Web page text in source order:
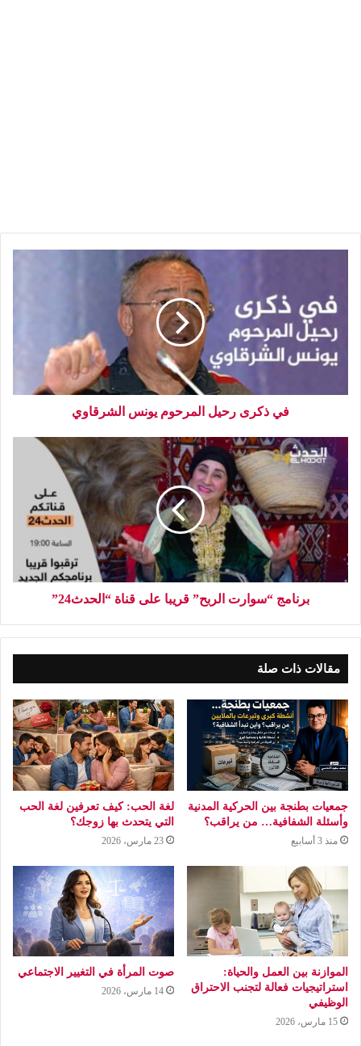
في ذكرى رحيل المرحوم يونس الشرقاوي
برنامج “سوارت الربح” قريبا على قناة “الحدث24”
مقالات ذات صلة
جمعيات بطنجة بين الحركية المدنية
وأسئلة الشفافية… من يراقب؟
منذ 3 أسابيع
لغة الحب: كيف تعرفين لغة الحب
التي يتحدث بها زوجك؟
23 مارس، 2026
الموازنة بين العمل والحياة:
استراتيجيات فعالة لتجنب الاحتراق
الوظيفي
15 مارس، 2026
صوت المرأة في التغيير الاجتماعي
14 مارس، 2026